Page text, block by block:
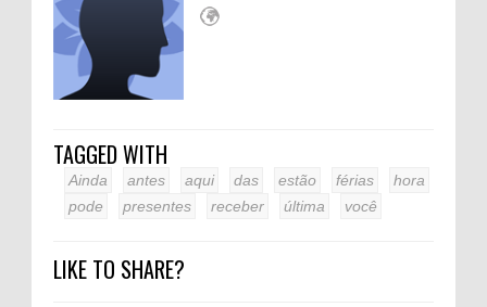
TAGGED WITH
Ainda antes aqui das estão férias
hora
pode
presentes receber última você
LIKE TO SHARE?